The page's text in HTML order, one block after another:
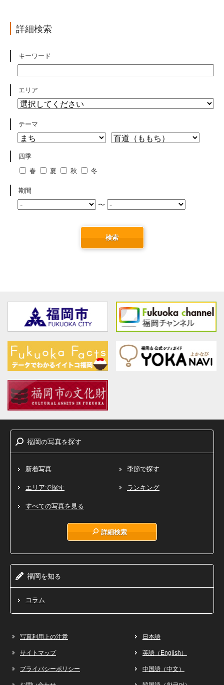
詳細検索
キーワード
エリア
テーマ
四季
春
夏 秋 冬
期間
〜
検索
福岡の写真を探す
新着写真 季節で探す
エリアで探す ランキング
すべての写真を見る
詳細検索
福岡を知る
コラム
写真利用上の注意
サイトマップ
プライバシーポリシー
日本語
英語（English）
中国語（中文）